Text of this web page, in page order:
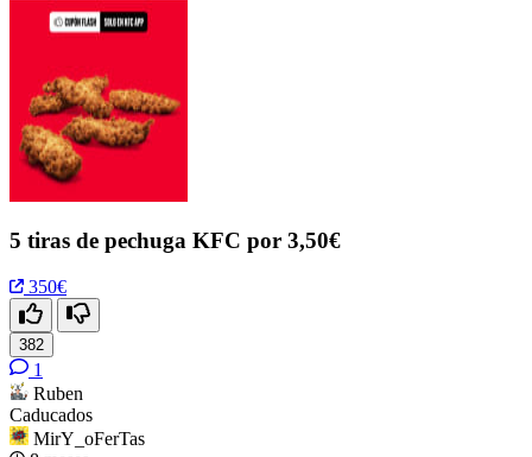
5 tiras de pechuga KFC por 3,50€
350€
382
1
Ruben
Caducados
MirY_oFerTas